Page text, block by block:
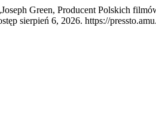
Green, Producent Polskich
sierpień 6, 2026. https://